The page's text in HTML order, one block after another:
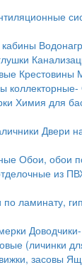
Крестовины
коллекторные-
Химия для
Двери
Обои, обои
из
ламинату,
Доводчики-
(личинки
засовы